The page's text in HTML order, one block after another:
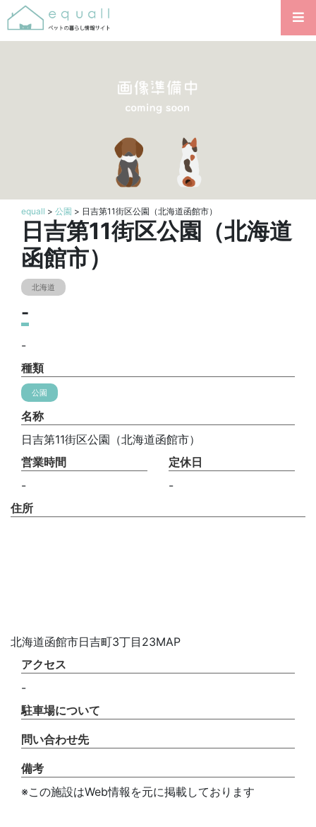
equall > 公園 > 日吉第11街区公園（北海道函館市）
日吉第11街区公園（北海道
函館市）
北海道
-
-
種類
公園
名称
日吉第11街区公園（北海道函館市）
営業時間
-
定休日
-
住所
北海道函館市日吉町3丁目23MAP
アクセス
-
駐車場について
問い合わせ先
備考
※この施設はWeb情報を元に掲載しております